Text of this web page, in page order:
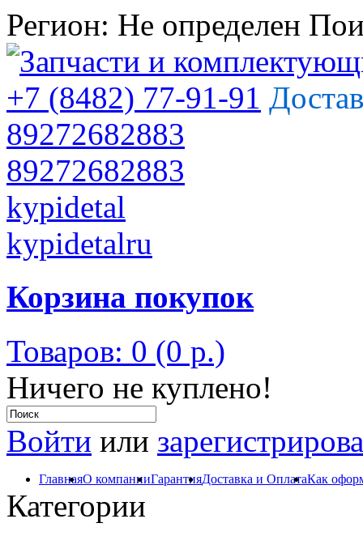
Регион: Не определен
+7 (8482) 77-91-91
89272682883
89272682883
kypidetal
kypidetalru
Корзина покупок
Товаров: 0 (0 р.)
Ничего не куплено!
Войти или
ГлавнаяО компанииГарантияДоставка и ОплатаКак
Категории